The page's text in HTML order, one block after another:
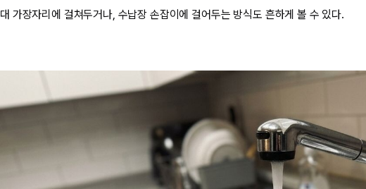
대 가장자리에 걸쳐두거나, 수납장 손잡이에 걸어두는 방식도 흔하게 볼 수 있다.